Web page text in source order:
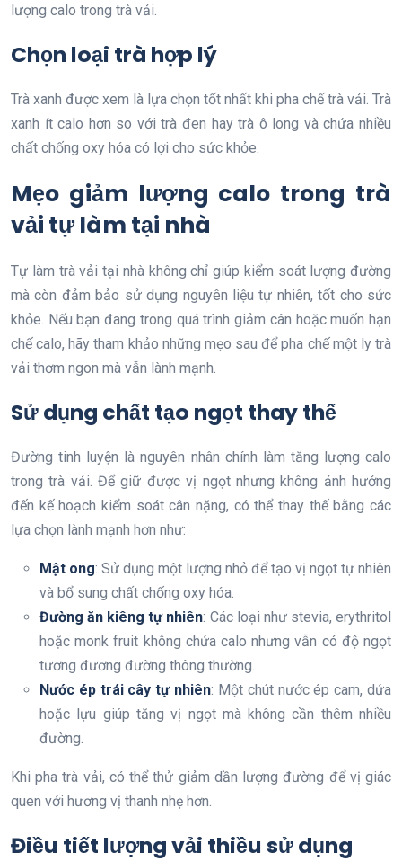
lượng calo trong trà vải.
Chọn loại trà hợp lý
Trà xanh được xem là lựa chọn tốt nhất khi pha chế trà vải. Trà
xanh ít calo hơn so với trà đen hay trà ô long và chứa nhiều
chất chống oxy hóa có lợi cho sức khỏe.
Mẹo giảm lượng calo trong trà
vải tự làm tại nhà
Tự làm trà vải tại nhà không chỉ giúp kiểm soát lượng đường
mà còn đảm bảo sử dụng nguyên liệu tự nhiên, tốt cho sức
khỏe. Nếu bạn đang trong quá trình giảm cân hoặc muốn hạn
chế calo, hãy tham khảo những mẹo sau để pha chế một ly trà
vải thơm ngon mà vẫn lành mạnh.
Sử dụng chất tạo ngọt thay thế
Đường tinh luyện là nguyên nhân chính làm tăng lượng calo
trong trà vải. Để giữ được vị ngọt nhưng không ảnh hưởng
đến kế hoạch kiểm soát cân nặng, có thể thay thế bằng các
lựa chọn lành mạnh hơn như:
Mật ong: Sử dụng một lượng nhỏ để tạo vị ngọt tự nhiên
và bổ sung chất chống oxy hóa.
Đường ăn kiêng tự nhiên: Các loại như stevia, erythritol
hoặc monk fruit không chứa calo nhưng vẫn có độ ngọt
tương đương đường thông thường.
Nước ép trái cây tự nhiên: Một chút nước ép cam, dứa
hoặc lựu giúp tăng vị ngọt mà không cần thêm nhiều
đường.
Khi pha trà vải, có thể thử giảm dần lượng đường để vị giác
quen với hương vị thanh nhẹ hơn.
Điều tiết lượng vải thiều sử dụng